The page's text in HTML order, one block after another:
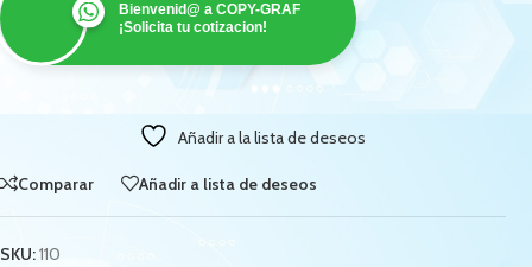
Bienvenid@ a COPY-GRAF
¡Solicita tu cotizacion!
Añadir a la lista de deseos
Comparar Añadir a lista de deseos
SKU:110